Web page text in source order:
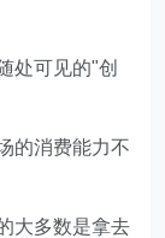
可见的"创
的消费能力不
大多数是拿去